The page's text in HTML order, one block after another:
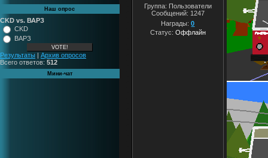
Наш опрос
CKD vs. ВАРЗ
CKD
ВАРЗ
Результаты | Архив опросов
Всего ответов: 512
Мини-чат
Группа: Пользователи
Сообщений: 1247
Награды:0
Статус: Оффлайн